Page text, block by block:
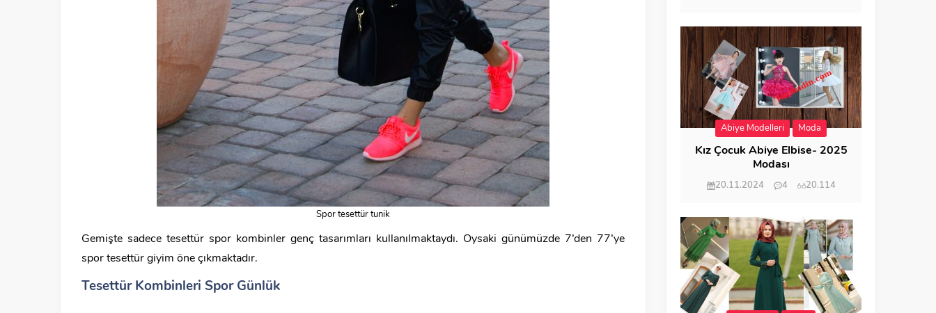
Spor tesettür tunik
Gemişte sadece tesettür spor kombinler genç tasarımları kullanılmaktaydı. Oysaki günümüzde 7’den 77’ye
spor tesettür giyim öne çıkmaktadır.
Tesettür Kombinleri Spor Günlük
Abiye Modelleri Moda
Kız Çocuk Abiye Elbise- 2025
Modası
20.11.2024 4 20.114